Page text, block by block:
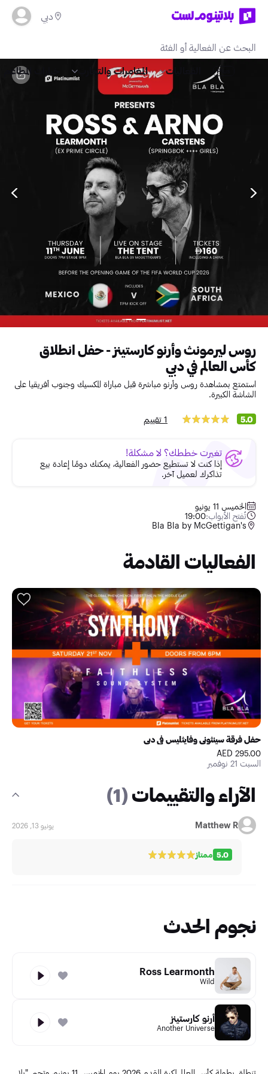
دبي
الفعاليات المغامرات والتجارب خيارات المطاعم
روس ليرمونث وأرنو كارستينز - حفل انطلاق
كأس العالم في دبي
استمتع بمشاهدة روس وأرنو مباشرة قبل مباراة المكسيك وجنوب أفريقيا على
الشاشة الكبيرة.
5.0 1 تقييم
تغيرت خططك؟ لا مشكلة!
إذا كنت لا تستطيع حضور الفعالية، يمكنك دومًا إعادة بيع
تذاكرك لعميل آخر.
الخميس 11 يونيو
تُفتح الأبواب:19:00
Bla Bla by McGettigan's
الفعاليات القادمة
حفل فرقة سينثوني وفايثليس في دبي
295.00 AED
السبت 21 نوفمبر
الآراء والتقييمات (1)
Matthew R يونيو 13, 2026
5.0 ممتاز
نجوم الحدث
Ross Learmonth
Wild
أرنو كارستينز
Another Universe